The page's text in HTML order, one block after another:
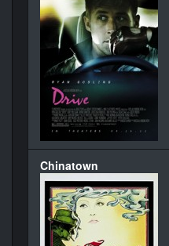
Chinatown